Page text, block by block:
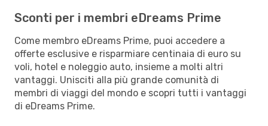
Sconti per i membri eDreams Prime
Come membro eDreams Prime, puoi accedere a
offerte esclusive e risparmiare centinaia di euro su
voli, hotel e noleggio auto, insieme a molti altri
vantaggi. Unisciti alla più grande comunità di
membri di viaggi del mondo e scopri tutti i vantaggi
di eDreams Prime.